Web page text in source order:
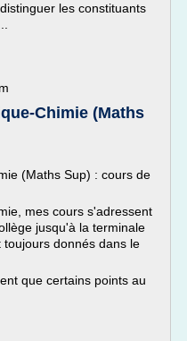
les constituants
Chimie (Maths
(Maths Sup) : cours de
mes cours s'adressent
jusqu'à la terminale
donnés dans le
que certains points au